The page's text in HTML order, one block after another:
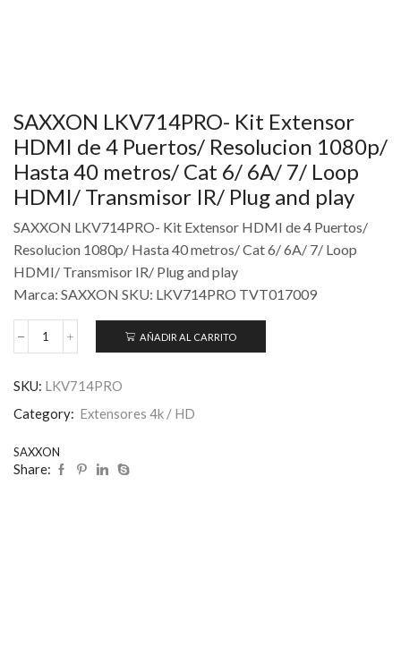
SAXXON LKV714PRO- Kit Extensor
HDMI de 4 Puertos/ Resolucion 1080p/
Hasta 40 metros/ Cat 6/ 6A/ 7/ Loop
HDMI/ Transmisor IR/ Plug and play
SAXXON LKV714PRO- Kit Extensor HDMI de 4 Puertos/
Resolucion 1080p/ Hasta 40 metros/ Cat 6/ 6A/ 7/ Loop
HDMI/ Transmisor IR/ Plug and play
Marca: SAXXON SKU: LKV714PRO TVT017009
AÑADIR AL CARRITO
SKU: LKV714PRO
Category: Extensores 4k / HD
SAXXON
Share: